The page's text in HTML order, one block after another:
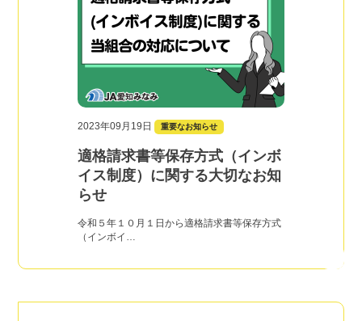
2023年09月19日 重要なお知らせ
適格請求書等保存方式（インボ
イス制度）に関する大切なお知
らせ
令和５年１０月１日から適格請求書等保存方式
（インボイ…